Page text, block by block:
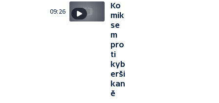
09:26
Ko
mik
se
m
pro
ti
kyb
erši
kan
ě